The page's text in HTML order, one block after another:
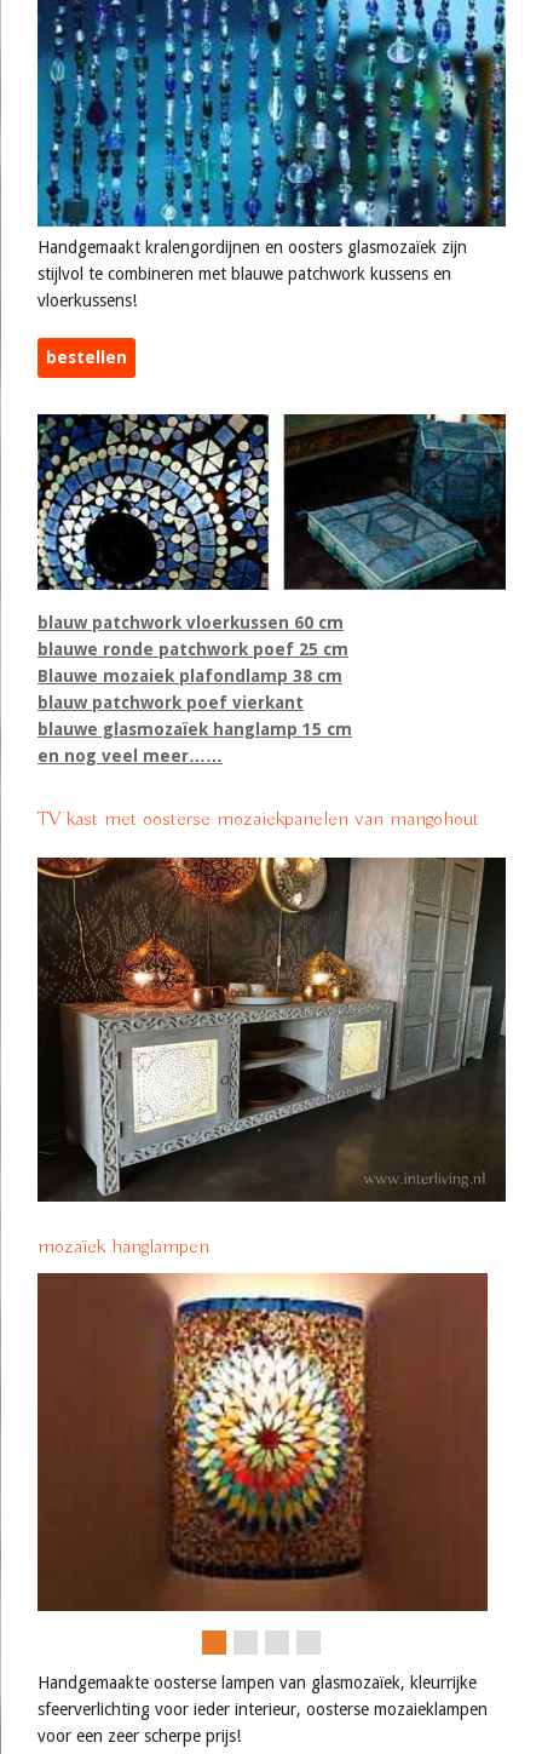
Handgemaakt kralengordijnen en oosters glasmozaïek zijn
stijlvol te combineren met blauwe patchwork kussens en
vloerkussens!
bestellen
blauw patchwork vloerkussen 60 cm
blauwe ronde patchwork poef 25 cm
Blauwe mozaiek plafondlamp 38 cm
blauw patchwork poef vierkant
blauwe glasmozaïek hanglamp 15 cm
en nog veel meer……
TV kast met oosterse mozaiekpanelen van mangohout
mozaïek hanglampen
Handgemaakte oosterse lampen van glasmozaïek, kleurrijke
sfeerverlichting voor ieder interieur, oosterse mozaieklampen
voor een zeer scherpe prijs!